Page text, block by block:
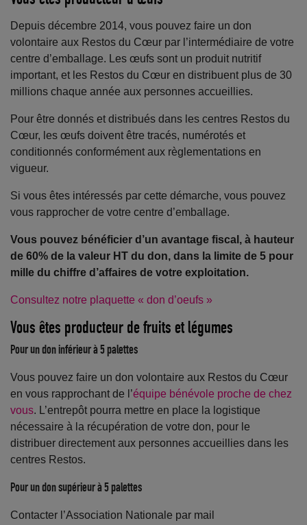
Depuis décembre 2014, vous pouvez faire un don
volontaire aux Restos du Cœur par l’intermédiaire de votre
centre d’emballage. Les œufs sont un produit nutritif
important, et les Restos du Cœur en distribuent plus de 30
millions chaque année aux personnes accueillies.
Pour être donnés et distribués dans les centres Restos du
Cœur, les œufs doivent être tracés, numérotés et
conditionnés conformément aux règlementations en
vigueur.
Si vous êtes intéressés par cette démarche, vous pouvez
vous rapprocher de votre centre d’emballage.
Vous pouvez bénéficier d’un avantage fiscal, à hauteur
de 60% de la valeur HT du don, dans la limite de 5 pour
mille du chiffre d’affaires de votre exploitation.
Consultez notre plaquette « don d’oeufs »
Vous êtes producteur de fruits et légumes
Pour un don inférieur à 5 palettes
Vous pouvez faire un don volontaire aux Restos du Cœur
en vous rapprochant de l’équipe bénévole proche de chez
vous. L’entrepôt pourra mettre en place la logistique
nécessaire à la récupération de votre don, pour le
distribuer directement aux personnes accueillies dans les
centres Restos.
Pour un don supérieur à 5 palettes
Contacter l’Association Nationale par mail